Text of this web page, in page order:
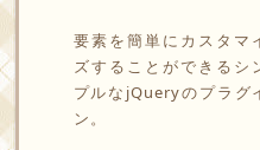
要素を簡単にカスタマ
ズすることができるシ
プルなjQueryのプラグ
ン。